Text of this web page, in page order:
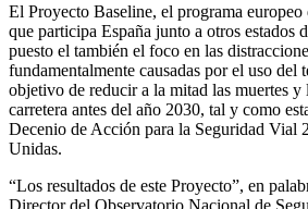
El Proyecto Baseline, el programa europeo
que participa España junto a otros estados
puesto el también el foco en las
fundamentalmente causadas por el uso del
objetivo de reducir a la mitad las muertes y
carretera antes del año 2030, tal y como
Decenio de Acción para la Seguridad Vial
Unidas.
“Los resultados de este Proyecto”, en
Director del Observatorio Nacional de